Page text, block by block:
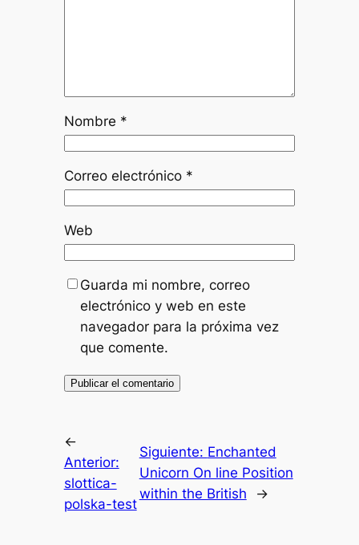
Nombre *
Correo electrónico *
Web
Guarda mi nombre, correo
electrónico y web en este
navegador para la próxima vez
que comente.
←
Anterior:
slottica-
polska-test
Siguiente: Enchanted
Unicorn On line Position
within the British
→